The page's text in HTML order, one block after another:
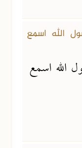
الله‏ اسمع
الله‏ اسمع